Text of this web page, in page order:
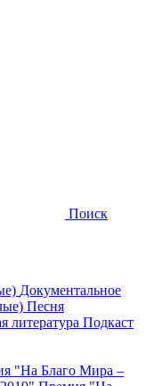
Поиск
Документальное
Песня
литература Подкаст
"На Благо Мира –